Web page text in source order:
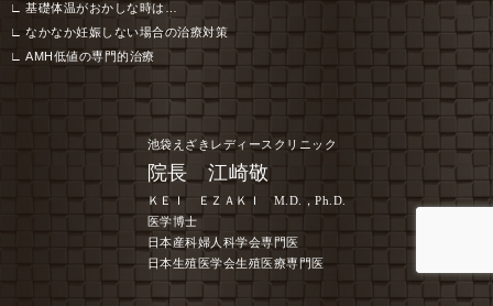
基礎体温がおかしな時は…
なかなか妊娠しない場合の治療対策
AMH低値の専門的治療
池袋えざきレディースクリニック
院長 江崎敬
ＫＥＩ ＥＺＡＫＩ M.D.，Ph.D.
医学博士
日本産科婦人科学会専門医
日本生殖医学会生殖医療専門医